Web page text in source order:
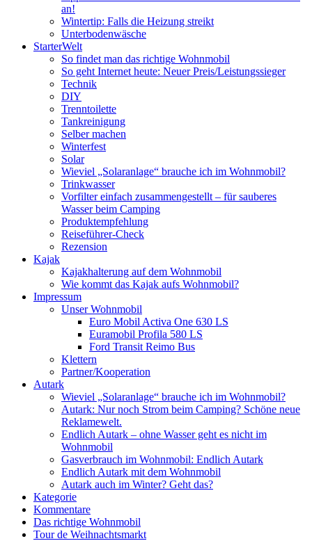
an!
Wintertip: Falls die Heizung streikt
Unterbodenwäsche
StarterWelt
So findet man das richtige Wohnmobil
So geht Internet heute: Neuer Preis/Leistungssieger
Technik
DIY
Trenntoilette
Tankreinigung
Selber machen
Winterfest
Solar
Wieviel „Solaranlage“ brauche ich im Wohnmobil?
Trinkwasser
Vorfilter einfach zusammengestellt – für sauberes
Wasser beim Camping
Produktempfehlung
Reiseführer-Check
Rezension
Kajak
Kajakhalterung auf dem Wohnmobil
Wie kommt das Kajak aufs Wohnmobil?
Impressum
Unser Wohnmobil
Euro Mobil Activa One 630 LS
Euramobil Profila 580 LS
Ford Transit Reimo Bus
Klettern
Partner/Kooperation
Autark
Wieviel „Solaranlage“ brauche ich im Wohnmobil?
Autark: Nur noch Strom beim Camping? Schöne neue
Reklamewelt.
Endlich Autark – ohne Wasser geht es nicht im
Wohnmobil
Gasverbrauch im Wohnmobil: Endlich Autark
Endlich Autark mit dem Wohnmobil
Autark auch im Winter? Geht das?
Kategorie
Kommentare
Das richtige Wohnmobil
Tour de Weihnachtsmarkt